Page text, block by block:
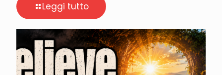
Leggi tutto